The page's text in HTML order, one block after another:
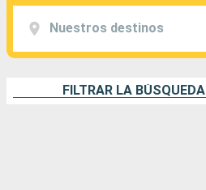
Nuestros destinos
FILTRAR LA BÚSQUEDA